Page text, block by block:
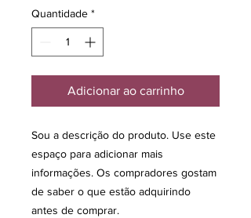
Quantidade *
Adicionar ao carrinho
Sou a descrição do produto. Use este
espaço para adicionar mais
informações. Os compradores gostam
de saber o que estão adquirindo
antes de comprar.